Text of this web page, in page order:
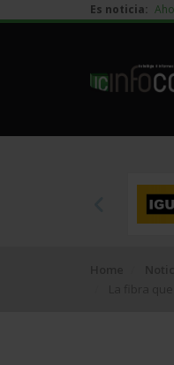
Es noticia:
La fibra